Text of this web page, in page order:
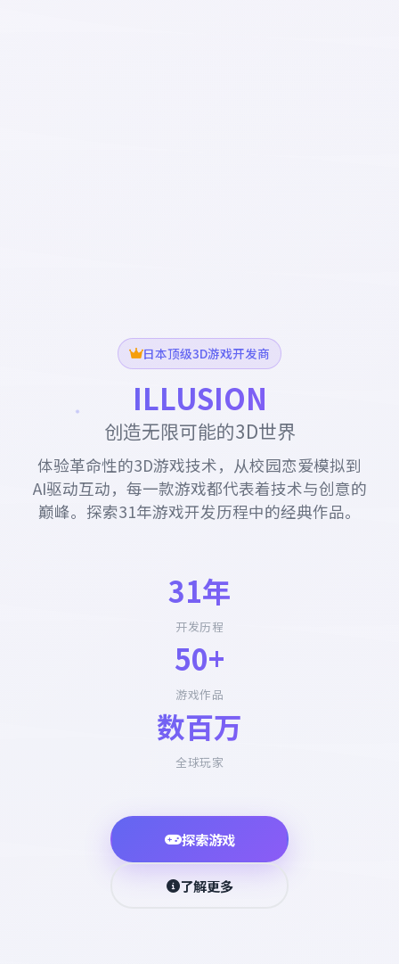
日本顶级3D游戏开发商
ILLUSION
创造无限可能的3D世界
体验革命性的3D游戏技术，从校园恋爱模拟到
AI驱动互动，每一款游戏都代表着技术与创意的
巅峰。探索31年游戏开发历程中的经典作品。
31年
开发历程
50+
游戏作品
数百万
全球玩家
探索游戏
了解更多